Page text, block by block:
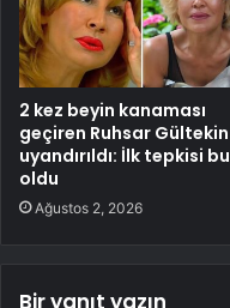
2 kez beyin kanaması
geçiren Ruhsar Gültekin
uyandırıldı: İlk tepkisi bu
oldu
Ağustos 2, 2026
Bir yanıt yazın